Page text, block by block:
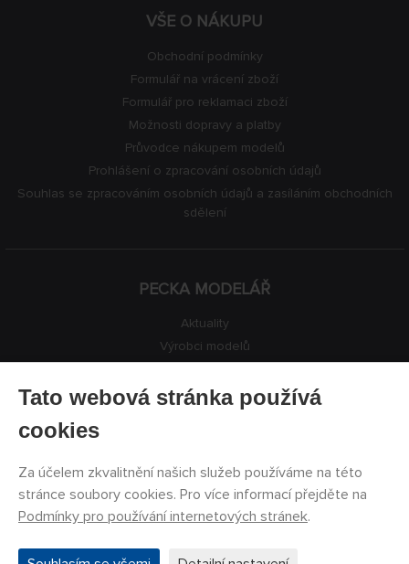
VŠE O NÁKUPU
Obchodní podmínky
Formulář na vrácení zboží
Formulář pro reklamaci zboží
Možnosti dopravy a platby
Průvodce nákupem modelů
Prohlášení o zpracování osobních údajů
Souhlas se zpracováním osobních údajů a zasíláním obchodních
sdělení
PECKA MODELÁŘ
Aktuality
Výrobci modelů
Kontakty
©PECKA MODELÁŘ s.r.o.
Tato webová stránka používá
cookies
Za účelem zkvalitnění našich služeb používáme na této
stránce soubory cookies. Pro více informací přejděte na
Podmínky pro používání internetových stránek.